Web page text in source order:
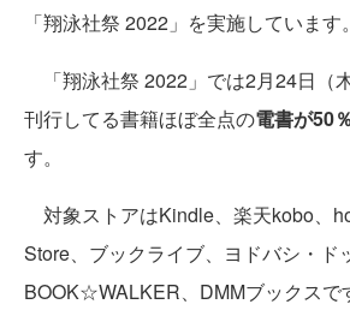
「翔泳社祭 2022」を実施しています。
「翔泳社祭 2022」では2月24日（
刊行してる書籍ほぼ全点の電書が50
す。
対象ストアはKindle、楽天kobo、
Store、ブックライブ、ヨドバシ・ド
BOOK☆WALKER、DMMブックスで